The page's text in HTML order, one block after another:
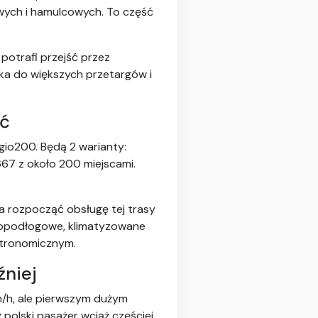
i hamulcowych. To część
potrafi przejść przez
do większych przetargów i
Będą 2 warianty:
z około 200 miejscami.
rozpocząć obsługę tej trasy
klimatyzowane
ale pierwszym dużym